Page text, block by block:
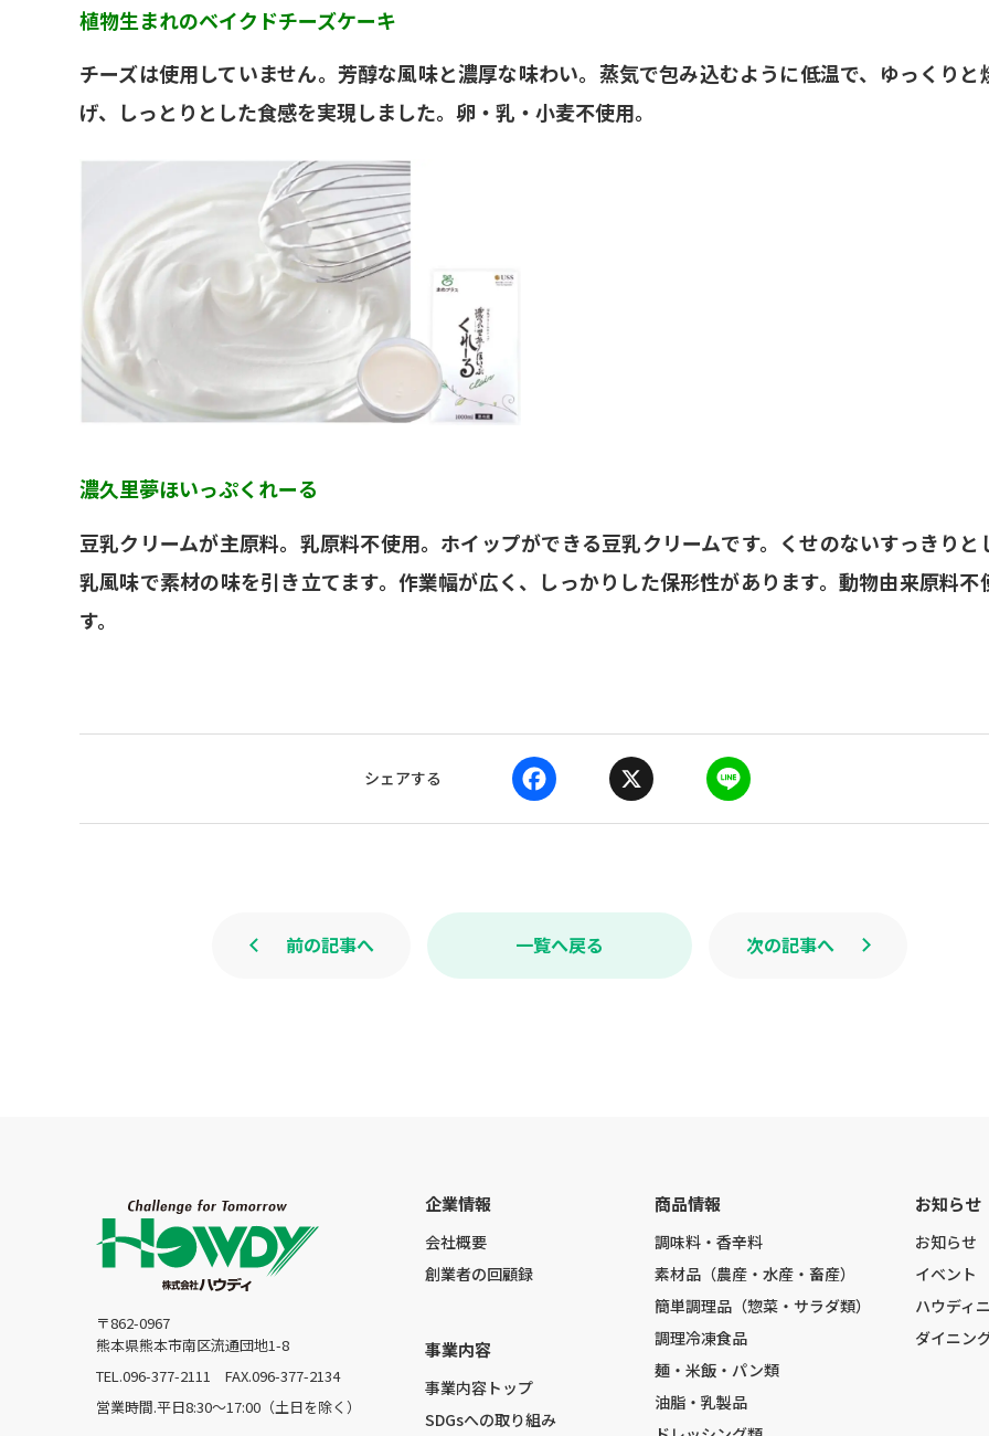
植物生まれのベイクドチーズケーキ
チーズは使用していません。芳醇な風味と濃厚な味わい。蒸気で包み込むように低温で、ゆっくりと
げ、しっとりとした食感を実現しました。卵・乳・小麦不使用。
濃久里夢ほいっぷくれーる
豆乳クリームが主原料。乳原料不使用。ホイップができる豆乳クリームです。くせのないすっきりと
乳風味で素材の味を引き立てます。作業幅が広く、しっかりした保形性があります。動物由来原料不
す。
シェアする
a
o
i
一覧へ戻る
前の記事へ 次の記事へ
〒862-0967
熊本県熊本市南区流通団地1-8
TEL.096-377-2111
FAX.096-377-2134
営業時間.平日8:30〜17:00（土日を除く）
企業情報
会社概要
創業者の回顧録
事業内容
事業内容トップ
SDGsへの取り組み
商品情報
調味料・香辛料
素材品（農産・水産・畜産）
簡単調理品（惣菜・サラダ類）
調理冷凍食品
麺・米飯・パン類
油脂・乳製品
お知らせ
お知らせ
イベント
ハウディ
ダイニン